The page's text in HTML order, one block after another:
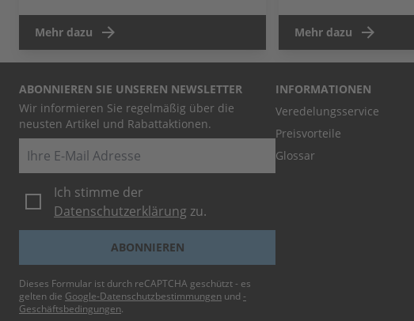
Mehr dazu Mehr dazu
ABONNIEREN SIE UNSEREN NEWSLETTER
Wir informieren Sie regelmäßig über die
neusten Artikel und Rabattaktionen.
E-Mail
Ich stimme der
Datenschutzerklärung zu.
ABONNIEREN
Dieses Formular ist durch reCAPTCHA geschützt - es
gelten die Google-Datenschutzbestimmungen und -
Geschäftsbedingungen.
INFORMATIONEN
Veredelungsservice
Preisvorteile
Glossar